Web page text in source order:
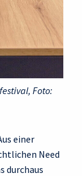
Foto:
einer
Need
durchaus